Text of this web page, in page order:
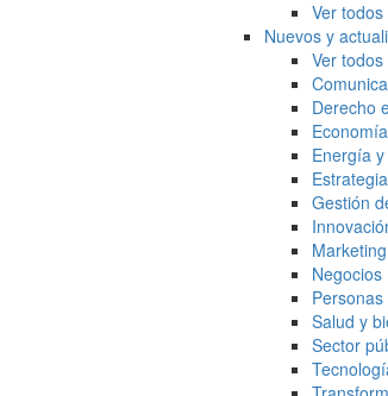
Ver
Nuevos y
Ver
Derecho
Energía
Gestión
Negocios
Salud y
Sector